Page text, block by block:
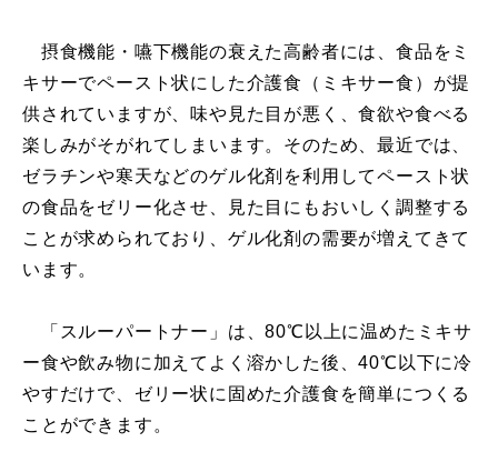
摂食機能・嚥下機能の衰えた高齢者には、食品をミ
キサーでペースト状にした介護食（ミキサー食）が提
供されていますが、味や見た目が悪く、食欲や食べる
楽しみがそがれてしまいます。そのため、最近では、
ゼラチンや寒天などのゲル化剤を利用してペースト状
の食品をゼリー化させ、見た目にもおいしく調整する
ことが求められており、ゲル化剤の需要が増えてきて
います。
「スルーパートナー」は、80℃以上に温めたミキサ
ー食や飲み物に加えてよく溶かした後、40℃以下に冷
やすだけで、ゼリー状に固めた介護食を簡単につくる
ことができます。